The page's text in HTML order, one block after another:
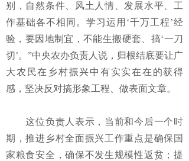
别，自然条件、风土人情、发展水平、工
作基础各不相同。学习运用‘千万工程’经
验，要因地制宜，不能生搬硬套、搞‘一刀
切’。”中央农办负责人说，归根结底要让广
大农民在乡村振兴中有实实在在的获得
感，坚决反对搞形象工程、做表面文章。
这位负责人表示，当前和今后一个时
期，推进乡村全面振兴工作重点是确保国
家粮食安全，确保不发生规模性返贫；提